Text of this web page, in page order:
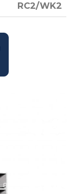
RC2/WK2